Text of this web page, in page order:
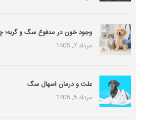
وجود خون در مدفوع سگ و گربه؛
مرداد 7, 1405
علت و درمان اسهال سگ
مرداد 5, 1405